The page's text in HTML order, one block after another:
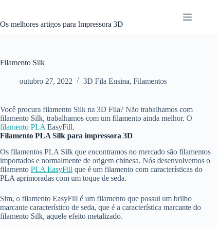
o
Os melhores artigos para Impressora 3D
Filamento Silk
outubro 27, 2022 3D Fila Ensina, Filamentos
Você procura filamento Silk na 3D Fila? Não trabalhamos com
filamento Silk, trabalhamos com um filamento ainda melhor. O
filamento PLA EasyFill.
Filamento PLA Silk para impressora 3D
Os filamentos PLA Silk que encontramos no mercado são filamentos
importados e normalmente de origem chinesa. Nós desenvolvemos o
filamento PLA EasyFill que é um filamento com características do
PLA aprimoradas com um toque de seda.
Sim, o filamento EasyFill é um filamento que possui um brilho
marcante característico de seda, que é a característica marcante do
filamento Silk, aquele efeito metalizado.